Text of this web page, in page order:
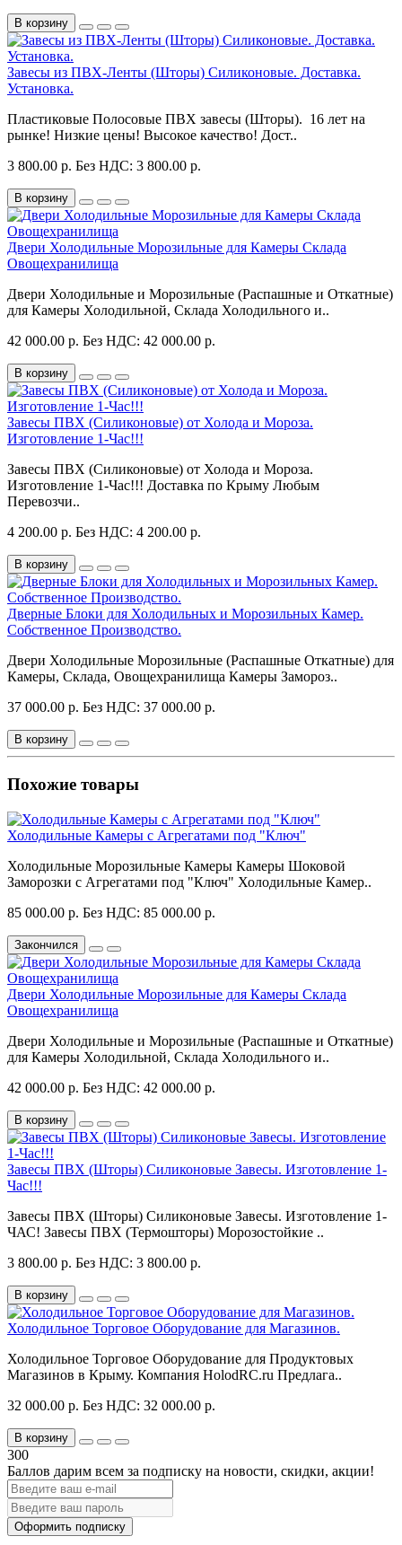
В корзину
Завесы из ПВХ-Ленты (Шторы) Силиконовые. Доставка.
Установка.
Пластиковые Полосовые ПВХ завесы (Шторы). 16 лет на
рынке! Низкие цены! Высокое качество! Дост..
3 800.00 р. Без НДС: 3 800.00 р.
В корзину
Двери Холодильные Морозильные для Камеры Склада
Овощехранилища
Двери Холодильные и Морозильные (Распашные и Откатные)
для Камеры Холодильной, Склада Холодильного и..
42 000.00 р. Без НДС: 42 000.00 р.
В корзину
Завесы ПВХ (Силиконовые) от Холода и Мороза.
Изготовление 1-Час!!!
Завесы ПВХ (Силиконовые) от Холода и Мороза.
Изготовление 1-Час!!! Доставка по Крыму Любым
Перевозчи..
4 200.00 р. Без НДС: 4 200.00 р.
В корзину
Дверные Блоки для Холодильных и Морозильных Камер.
Собственное Производство.
Двери Холодильные Морозильные (Распашные Откатные) для
Камеры, Склада, Овощехранилища Камеры Замороз..
37 000.00 р. Без НДС: 37 000.00 р.
В корзину
Похожие товары
Холодильные Камеры с Агрегатами под "Ключ"
Холодильные Морозильные Камеры Камеры Шоковой
Заморозки с Агрегатами под "Ключ" Холодильные Камер..
85 000.00 р. Без НДС: 85 000.00 р.
Закончился
Двери Холодильные Морозильные для Камеры Склада
Овощехранилища
Двери Холодильные и Морозильные (Распашные и Откатные)
для Камеры Холодильной, Склада Холодильного и..
42 000.00 р. Без НДС: 42 000.00 р.
В корзину
Завесы ПВХ (Шторы) Силиконовые Завесы. Изготовление 1-
Час!!!
Завесы ПВХ (Шторы) Силиконовые Завесы. Изготовление 1-
ЧАС! Завесы ПВХ (Термошторы) Морозостойкие ..
3 800.00 р. Без НДС: 3 800.00 р.
В корзину
Холодильное Торговое Оборудование для Магазинов.
Холодильное Торговое Оборудование для Продуктовых
Магазинов в Крыму. Компания HolodRC.ru Предлага..
32 000.00 р. Без НДС: 32 000.00 р.
В корзину
300
Баллов дарим всем за подписку на новости, скидки, акции!
Оформить подписку